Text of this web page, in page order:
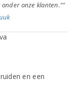
onze klanten.""
en een